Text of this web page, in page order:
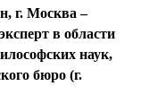
г. Москва –
в области
наук,
бюро (г.